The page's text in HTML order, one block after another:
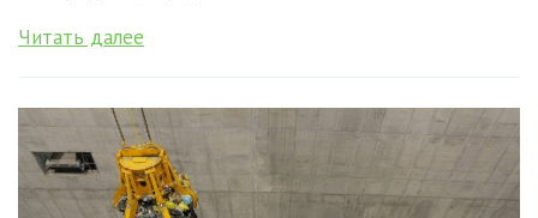
Читать далее